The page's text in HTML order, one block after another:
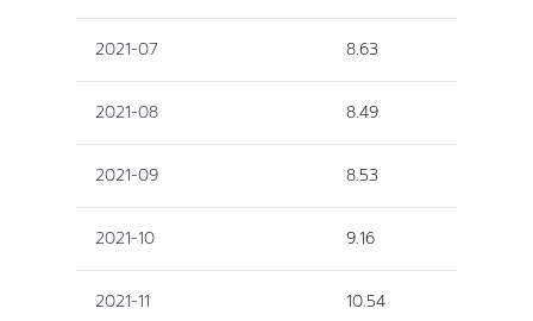
2021-07 8.63
2021-08 8.49
2021-09 8.53
2021-10 9.16
2021-11 10.54